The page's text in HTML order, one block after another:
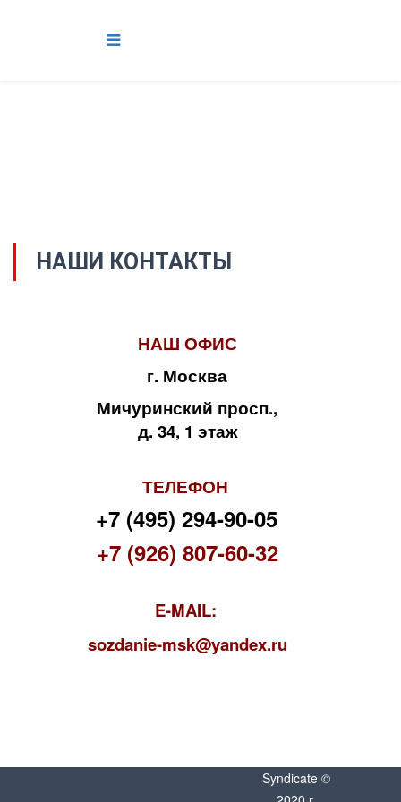
НАШИ КОНТАКТЫ
НАШ ОФИС
г. Москва
Мичуринский просп.,
д. 34, 1 этаж
ТЕЛЕФОН
+7 (495) 294-90-05
+7 (926) 807-60-32
E-MAIL:
sozdanie-msk@yandex.ru
Syndicate ©